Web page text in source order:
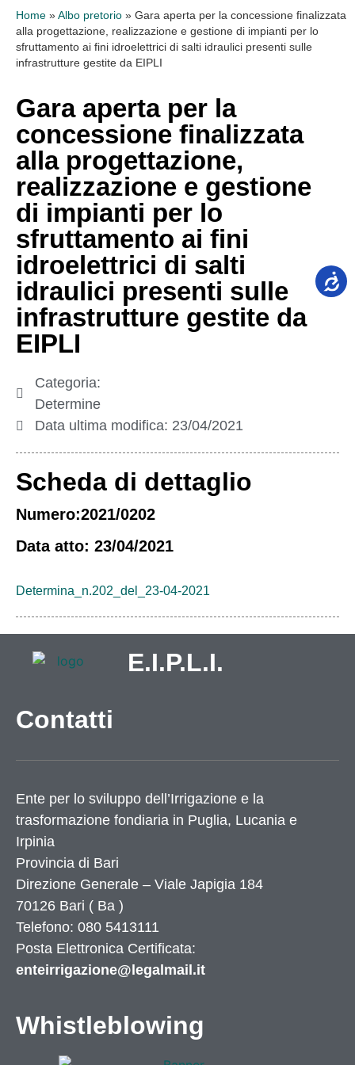
Home » Albo pretorio » Gara aperta per la concessione finalizzata
alla progettazione, realizzazione e gestione di impianti per lo
sfruttamento ai fini idroelettrici di salti idraulici presenti sulle
infrastrutture gestite da EIPLI
Gara aperta per la
concessione finalizzata
alla progettazione,
realizzazione e gestione
di impianti per lo
sfruttamento ai fini
idroelettrici di salti
idraulici presenti sulle
infrastrutture gestite da
EIPLI
Categoria:
Determine
Data ultima modifica: 23/04/2021
Scheda di dettaglio
Numero:2021/0202
Data atto: 23/04/2021
Determina_n.202_del_23-04-2021
E.I.P.L.I.
Contatti
Ente per lo sviluppo dell’Irrigazione e la
trasformazione fondiaria in Puglia, Lucania e
Irpinia
Provincia di Bari
Direzione Generale – Viale Japigia 184
70126 Bari ( Ba )
Telefono: 080 5413111
Posta Elettronica Certificata:
enteirrigazione@legalmail.it
Whistleblowing